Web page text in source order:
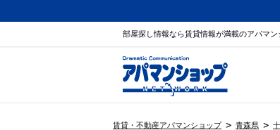
部屋探し情報なら賃貸情報が満載のアパマ
賃貸・不動産アパマンショップ 青森県